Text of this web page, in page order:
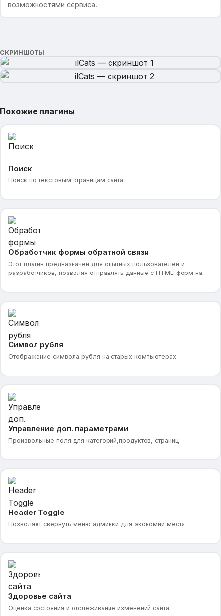
возможностями сервиса.
СКРИНШОТЫ
Похожие плагины
Поиск
Поиск по текстовым страницам сайта
Обработчик формы обратной связи
Этот плагин предназначен для опытных пользователей и
разработчиков, позволяя отправлять данные с HTML-форм на
Символ рубля
Отображение символа рубля на старых компьютерах.
Управление доп. параметрами
Произвольные поля для категорий,продуктов, страниц
Header Toggle
Позволяет свернуть меню админки для экономии места
Здоровье сайта
Оценка состояния и отслеживание изменений сайта